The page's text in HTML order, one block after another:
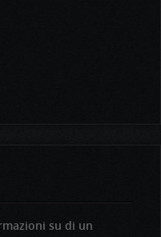
su di un